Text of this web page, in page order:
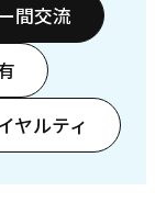
間交流
ヤルティ